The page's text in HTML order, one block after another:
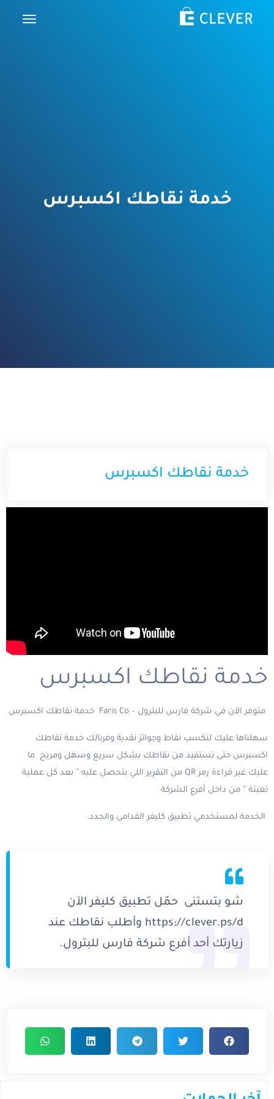
خدمة نقاطك اكسبرس
خدمة نقاطك اكسبرس
خدمة نقاطك اكسبرس
متوفر الآن في شركة فارس للبترول – Faris Co خدمة نقاطك اكسبرس
سهلناها عليك لتكسب نقاط وجوائز نقدية وفرنالك خدمة نقاطك
اكسبرس حتى تستفيد من نقاطك بشكل سريع وسهل ومريح ما
عليك غير قراءة رمز QR من التقرير اللي بتحصل عليه ” بعد كل عملية
تعبئة ” من داخل أفرع الشركة
الخدمة لمستخدمي تطبيق كليفر القدامى والجدد.
شو بتستنى حمّل تطبيق كليفر الآن
https://clever.ps/d وأطلب نقاطك عند
زيارتك أحد أفرع شركة فارس للبترول.